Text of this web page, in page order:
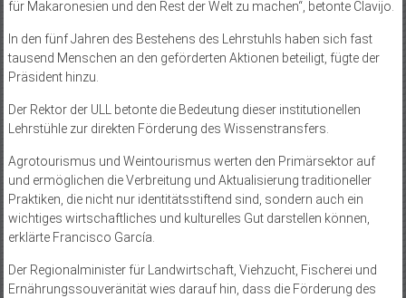
für Makaronesien und den Rest der Welt zu machen“, betonte Clavijo.
In den fünf Jahren des Bestehens des Lehrstuhls haben sich fast
tausend Menschen an den geförderten Aktionen beteiligt, fügte der
Präsident hinzu.
Der Rektor der ULL betonte die Bedeutung dieser institutionellen
Lehrstühle zur direkten Förderung des Wissenstransfers.
Agrotourismus und Weintourismus werten den Primärsektor auf
und ermöglichen die Verbreitung und Aktualisierung traditioneller
Praktiken, die nicht nur identitätsstiftend sind, sondern auch ein
wichtiges wirtschaftliches und kulturelles Gut darstellen können,
erklärte Francisco García.
Der Regionalminister für Landwirtschaft, Viehzucht, Fischerei und
Ernährungssouveränität wies darauf hin, dass die Förderung des